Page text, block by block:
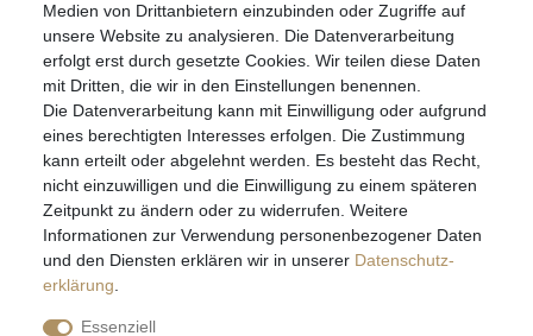
Medien von Drittanbietern einzubinden oder Zugriffe auf
unsere Website zu analysieren. Die Datenverarbeitung
erfolgt erst durch gesetzte Cookies. Wir teilen diese Daten
mit Dritten, die wir in den Einstellungen benennen.
Die Datenverarbeitung kann mit Einwilligung oder aufgrund
eines berechtigten Interesses erfolgen. Die Zustimmung
kann erteilt oder abgelehnt werden. Es besteht das Recht,
nicht einzuwilligen und die Einwilligung zu einem späteren
Zeitpunkt zu ändern oder zu widerrufen. Weitere
Informationen zur Verwendung personenbezogener Daten
und den Diensten erklären wir in unserer Daten­schutz­
erklärung
Essenziell
Widerrufs­recht Widerrufs­formular Impressum
Daten­schutz­erklärung AGB
E-MAIL **
Hiermit bestätige ich, dass ich die